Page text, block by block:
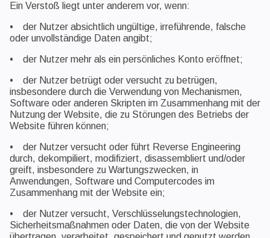
Ein Verstoß liegt unter anderem vor, wenn:
• der Nutzer absichtlich ungültige, irreführende, falsche
oder unvollständige Daten angibt;
• der Nutzer mehr als ein persönliches Konto eröffnet;
• der Nutzer betrügt oder versucht zu betrügen,
insbesondere durch die Verwendung von Mechanismen,
Software oder anderen Skripten im Zusammenhang mit der
Nutzung der Website, die zu Störungen des Betriebs der
Website führen können;
• der Nutzer versucht oder führt Reverse Engineering
durch, dekompiliert, modifiziert, disassembliert und/oder
greift, insbesondere zu Wartungszwecken, in
Anwendungen, Software und Computercodes im
Zusammenhang mit der Website ein;
• der Nutzer versucht, Verschlüsselungstechnologien,
Sicherheitsmaßnahmen oder Daten, die von der Website